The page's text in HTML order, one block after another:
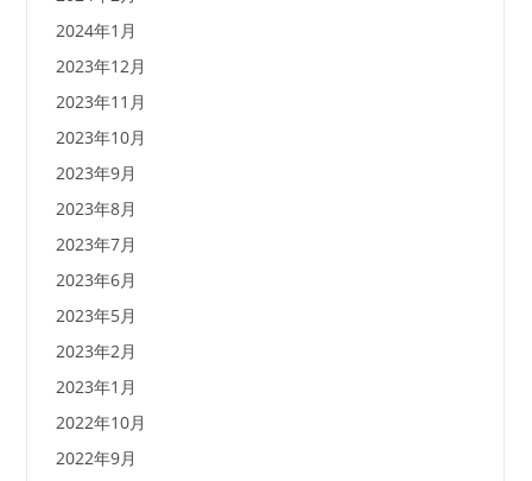
2024年1月
2023年12月
2023年11月
2023年10月
2023年9月
2023年8月
2023年7月
2023年6月
2023年5月
2023年2月
2023年1月
2022年10月
2022年9月